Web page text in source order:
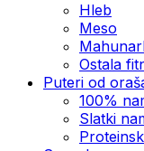
Hleb
Meso
Ostala
Puteri od
100%
Slatki